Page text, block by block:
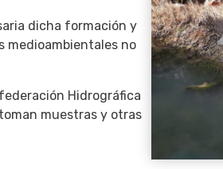
dicha formación y
medioambientales no
Hidrográfica
muestras y otras